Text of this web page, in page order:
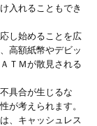
入れることもでき
し始めることを広
高額紙幣やデビッ
ＴＭが散見される
具合が生じるな
が考えられます。
、キャッシュレス